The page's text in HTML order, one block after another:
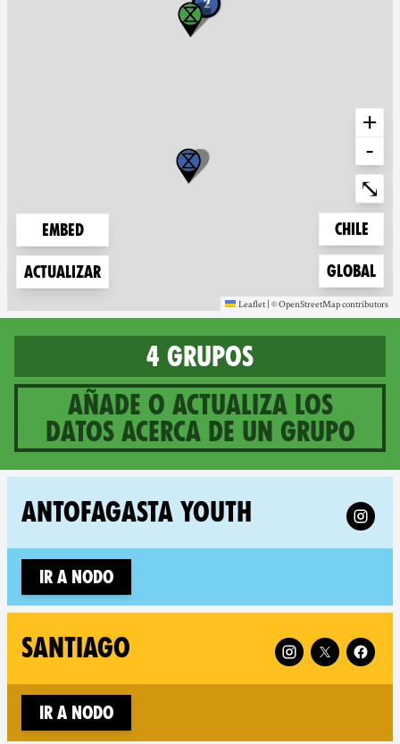
Embed
Actualizar
+
-
⤡
Zoom to
Chile
Zoom to
Global
Leaflet | ©OpenStreetMap
(new window) contributors
(new window)
4 grupos
Añade o actualiza los
datos acerca de un grupo
4 groups in Chile
ANTOFAGASTA YOUTH Follow
Ir a nodo
SANTIAGO Follow XR
Ir a nodo